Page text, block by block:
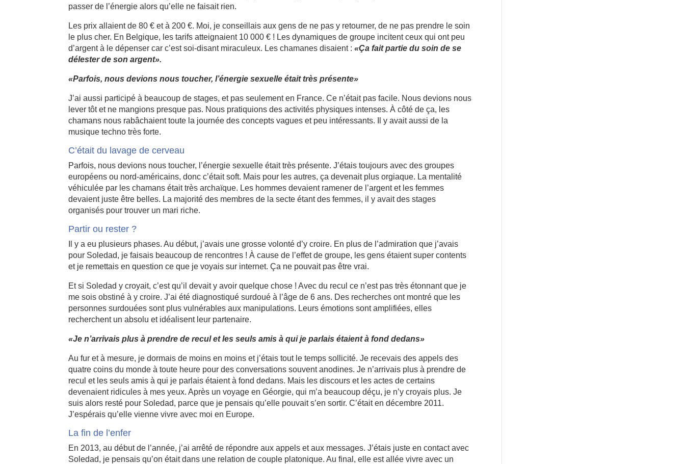
passer de l’énergie alors qu’elle ne faisait rien.
Les prix allaient de 80 € et à 200 €. Moi, je conseillais aux gens de ne pas y retourner, de ne pas prendre le soin
le plus cher. En Belgique, les tarifs atteignaient 10 000 € ! Les dynamiques de groupe incitent ceux qui ont peu
d’argent à le dépenser car c’est soi-disant miraculeux. Les chamanes disaient :«Ça fait partie du soin de se
délester de son argent».
«Parfois, nous devions nous toucher, l’énergie sexuelle était très présente»
J’ai aussi participé à beaucoup de stages, et pas seulement en France. Ce n’était pas facile. Nous devions nous
lever tôt et ne mangions presque pas. Nous pratiquions des activités physiques intenses. À côté de ça, les
chamans nous rabâchaient toute la journée des concepts vagues et peu intéressants. Il y avait aussi de la
musique techno très forte.
C’était du lavage de cerveau
Parfois, nous devions nous toucher, l’énergie sexuelle était très présente. J’étais toujours avec des groupes
européens ou nord-américains, donc c’était soft. Mais pour les autres, ça devenait plus orgiaque. La mentalité
véhiculée par les chamans était très archaïque. Les hommes devaient ramener de l’argent et les femmes
devaient juste être belles. La majorité des membres de la secte étant des femmes, il y avait des stages
organisés pour trouver un mari riche.
Partir ou rester ?
Il y a eu plusieurs phases. Au début, j’avais une grosse volonté d’y croire. En plus de l’admiration que j’avais
pour Soledad, je faisais beaucoup de rencontres ! À cause de l’effet de groupe, les gens étaient super contents
et je remettais en question ce que je voyais sur internet. Ça ne pouvait pas être vrai.
Et si Soledad y croyait, c’est qu’il devait y avoir quelque chose ! Avec du recul ce n’est pas très étonnant que je
me sois obstiné à y croire. J’ai été diagnostiqué surdoué à l’âge de 6 ans. Des recherches ont montré que les
personnes surdouées sont plus vulnérables aux manipulations. Leurs émotions sont amplifiées, elles
recherchent un absolu et idéalisent leur partenaire.
«Je n’arrivais plus à prendre de recul et les seuls amis à qui je parlais étaient à fond dedans»
Au fur et à mesure, je dormais de moins en moins et j’étais tout le temps sollicité. Je recevais des appels des
quatre coins du monde à toute heure pour des conversations souvent anodines. Je n’arrivais plus à prendre de
recul et les seuls amis à qui je parlais étaient à fond dedans. Mais les discours et les actes de certains
devenaient ridicules à mes yeux. Après un voyage en Géorgie, qui m’a beaucoup déçu, je n’y croyais plus. Je
suis alors resté pour Soledad, parce que je pensais qu’elle pouvait s’en sortir. C’était en décembre 2011.
J’espérais qu’elle vienne vivre avec moi en Europe.
La fin de l’enfer
En 2013, au début de l’année, j’ai arrêté de répondre aux appels et aux messages. J’étais juste en contact avec
Soledad, je pensais qu’on était dans une relation de couple platonique. Au final, elle est allée vivre avec un